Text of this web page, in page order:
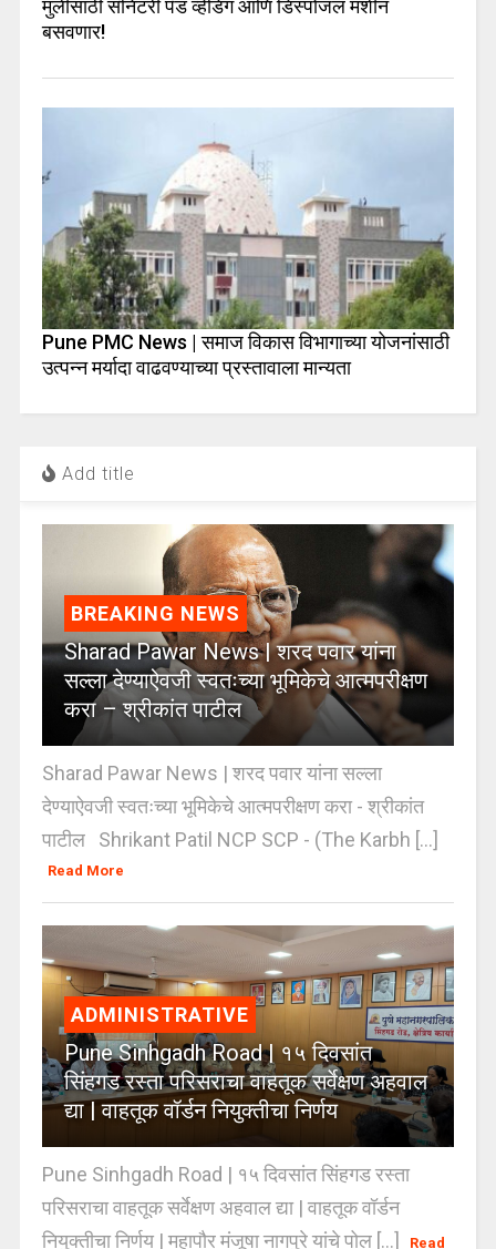
मुलींसाठी सॅनिटरी पॅड व्हेंडिंग आणि डिस्पोजल मशीन
बसवणार!
Pune PMC News | समाज विकास विभागाच्या योजनांसाठी
उत्पन्न मर्यादा वाढवण्याच्या प्रस्तावाला मान्यता
Add title
BREAKING NEWS
Sharad Pawar News | शरद पवार यांना
सल्ला देण्याऐवजी स्वतःच्या भूमिकेचे आत्मपरीक्षण
करा – श्रीकांत पाटील
Sharad Pawar News | शरद पवार यांना सल्ला
देण्याऐवजी स्वतःच्या भूमिकेचे आत्मपरीक्षण करा - श्रीकांत
पाटील Shrikant Patil NCP SCP - (The Karbh [...]
Read More
ADMINISTRATIVE
Pune Sinhgadh Road | १५ दिवसांत
सिंहगड रस्ता परिसराचा वाहतूक सर्वेक्षण अहवाल
द्या | वाहतूक वॉर्डन नियुक्तीचा निर्णय
Pune Sinhgadh Road | १५ दिवसांत सिंहगड रस्ता
परिसराचा वाहतूक सर्वेक्षण अहवाल द्या | वाहतूक वॉर्डन
नियुक्तीचा निर्णय | महापौर मंजूषा नागपुरे यांचे पोल [...]
Read